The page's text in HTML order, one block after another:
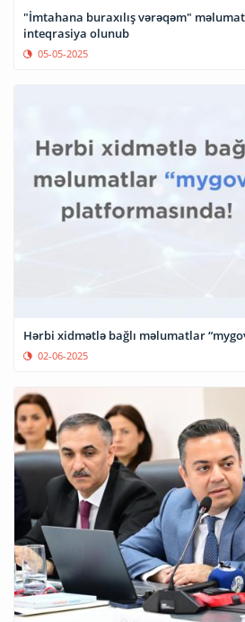
"İmtahana buraxılış vərəqəm"
inteqrasiya olunub
05-05-2025
Hərbi xidmətlə bağlı məlumatlar
02-06-2025